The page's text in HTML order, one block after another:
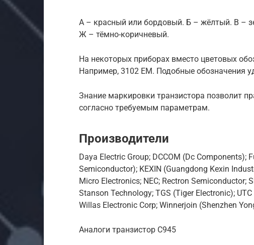
А – красный или бордовый. Б – жёлтый. В –
Ж – тёмно-коричневый.
На некоторых приборах вместо цветовых
Например, 3102 EM. Подобные обозначения
Знание маркировки транзистора позволит
согласно требуемым параметрам.
Производители
Daya Electric Group; DCCOM (Dc Components);
Semiconductor); KEXIN (Guangdong Kexin
Micro Electronics; NEC; Rectron Semiconductor;
Stanson Technology; TGS (Tiger Electronic);
Willas Electronic Corp; Winnerjoin (Shenzhen
Аналоги транзистор C945